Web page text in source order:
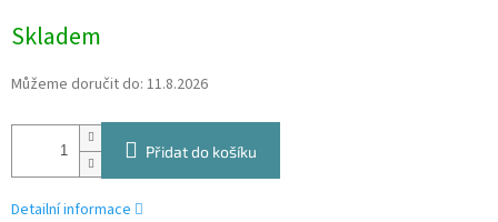
cena:
Skladem
Můžeme doručit do: 11.8.2026
Přidat do košíku
Detailní informace